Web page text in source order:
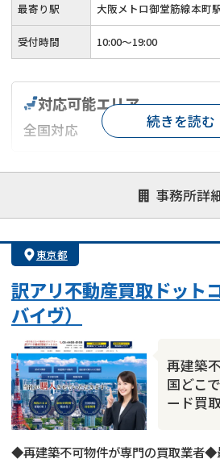
最寄り駅 大阪メトロ御堂筋線本町
受付時間 10:00～19:00
事務所詳
対応可能エリア
全国対応
対応が親身 オンライン面談可
1億円以上の買取
続きを読む
東京都
訳アリ不動産買取ドット
バイヴ）
再建築
国どこ
ード買
◆再建築不可物件が専門の買取業者◆